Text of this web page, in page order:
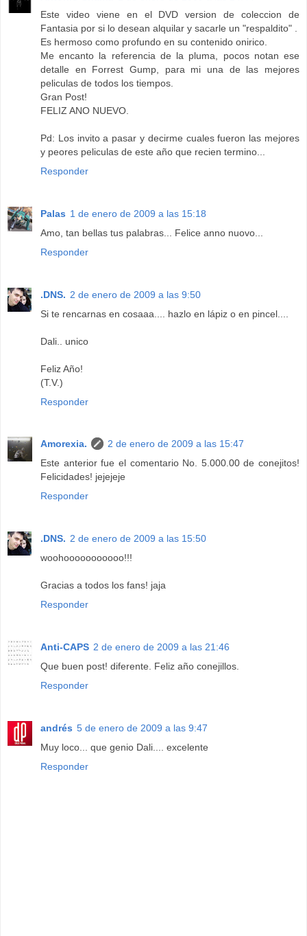
Este video viene en el DVD version de coleccion de
Fantasia por si lo desean alquilar y sacarle un "respaldito" .
Es hermoso como profundo en su contenido onirico.
Me encanto la referencia de la pluma, pocos notan ese
detalle en Forrest Gump, para mi una de las mejores
peliculas de todos los tiempos.
Gran Post!
FELIZ ANO NUEVO.
Pd: Los invito a pasar y decirme cuales fueron las mejores
y peores peliculas de este año que recien termino...
Responder
Palas 1 de enero de 2009 a las 15:18
Amo, tan bellas tus palabras... Felice anno nuovo...
Responder
.DNS. 2 de enero de 2009 a las 9:50
Si te rencarnas en cosaaa.... hazlo en lápiz o en pincel....
Dali.. unico
Feliz Año!
(T.V.)
Responder
Amorexia.
2 de enero de 2009 a las 15:47
Este anterior fue el comentario No. 5.000.00 de conejitos!
Felicidades! jejejeje
Responder
.DNS. 2 de enero de 2009 a las 15:50
woohooooooooooo!!!
Gracias a todos los fans! jaja
Responder
Anti-CAPS 2 de enero de 2009 a las 21:46
Que buen post! diferente. Feliz año conejillos.
Responder
andrés 5 de enero de 2009 a las 9:47
Muy loco... que genio Dali.... excelente
Responder